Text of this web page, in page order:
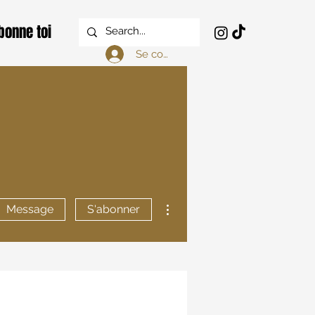
toi
Se connecter
Message S'abonner